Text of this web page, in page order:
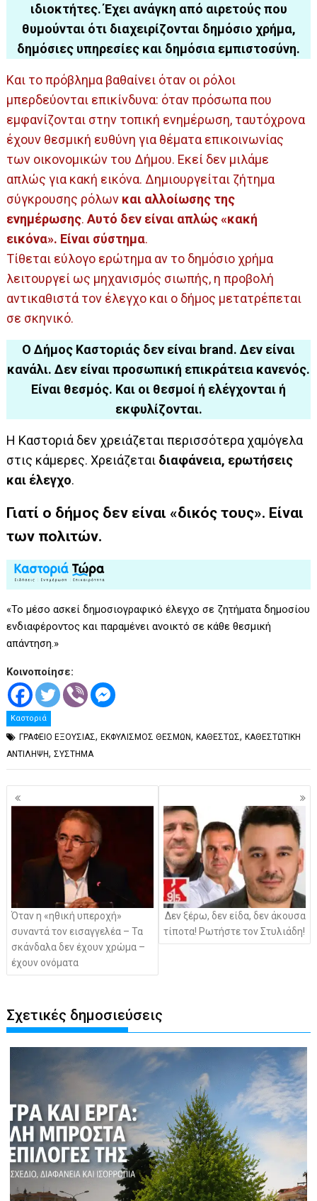
ιδιοκτήτες. Έχει ανάγκη από αιρετούς που
θυμούνται ότι διαχειρίζονται δημόσιο χρήμα,
δημόσιες υπηρεσίες και δημόσια εμπιστοσύνη.
Και το πρόβλημα βαθαίνει όταν οι ρόλοι
μπερδεύονται επικίνδυνα: όταν πρόσωπα που
εμφανίζονται στην τοπική ενημέρωση, ταυτόχρονα
έχουν θεσμική ευθύνη για θέματα επικοινωνίας
των οικονομικών του Δήμου. Εκεί δεν μιλάμε
απλώς για κακή εικόνα. Δημιουργείται ζήτημα
σύγκρουσης ρόλων και αλλοίωσης της
ενημέρωσης.Αυτό δεν είναι απλώς «κακή
εικόνα». Είναι σύστημα.
Τίθεται εύλογο ερώτημα αν το δημόσιο χρήμα
λειτουργεί ως μηχανισμός σιωπής, η προβολή
αντικαθιστά τον έλεγχο και ο δήμος μετατρέπεται
σε σκηνικό.
Ο Δήμος Καστοριάς δεν είναι brand. Δεν είναι
κανάλι. Δεν είναι προσωπική επικράτεια κανενός.
Είναι θεσμός. Και οι θεσμοί ή ελέγχονται ή
εκφυλίζονται.
Η Καστοριά δεν χρειάζεται περισσότερα χαμόγελα
στις κάμερες. Χρειάζεται διαφάνεια, ερωτήσεις
και έλεγχο.
Γιατί ο δήμος δεν είναι «δικός τους». Είναι
των πολιτών.
«Το μέσο ασκεί δημοσιογραφικό έλεγχο σε ζητήματα δημοσίου
ενδιαφέροντος και παραμένει ανοικτό σε κάθε θεσμική
απάντηση.»
Κοινοποίησε:
Καστοριά
ΓΡΑΦΕΙΟ ΕΞΟΥΣΙΑΣ,ΕΚΦΥΛΙΣΜΟΣ ΘΕΣΜΩΝ,ΚΑΘΕΣΤΩΣ,ΚΑΘΕΣΤΩΤΙΚΗ
ΑΝΤΙΛΗΨΗ,ΣΥΣΤΗΜΑ
Πλοήγηση
άρθρων
Όταν η «ηθική υπεροχή»
συναντά τον εισαγγελέα – Τα
σκάνδαλα δεν έχουν χρώμα –
έχουν ονόματα
Δεν ξέρω, δεν είδα, δεν άκουσα
τίποτα! Ρωτήστε τον Στυλιάδη!
Σχετικές δημοσιεύσεις